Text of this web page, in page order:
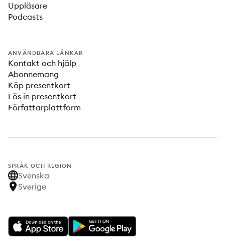
Uppläsare
Podcasts
ANVÄNDBARA LÄNKAR
Kontakt och hjälp
Abonnemang
Köp presentkort
Lös in presentkort
Författarplattform
SPRÅK OCH REGION
Svenska
Sverige